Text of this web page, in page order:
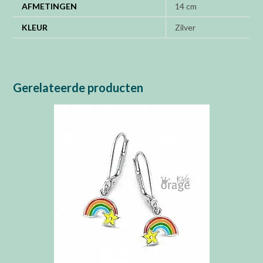
AFMETINGEN 14 cm
KLEUR Zilver
Gerelateerde producten